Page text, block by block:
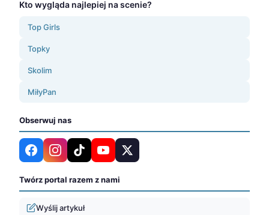
Kto wygląda najlepiej na scenie?
Top Girls
Topky
Skolim
MiłyPan
Obserwuj nas
Twórz portal razem z nami
Wyślij artykuł